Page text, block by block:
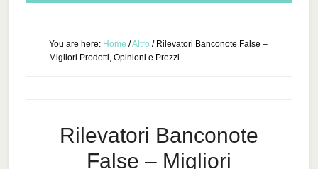
You are here: Home /Altro /Rilevatori Banconote False –
Migliori Prodotti, Opinioni e Prezzi
Rilevatori Banconote
False – Migliori